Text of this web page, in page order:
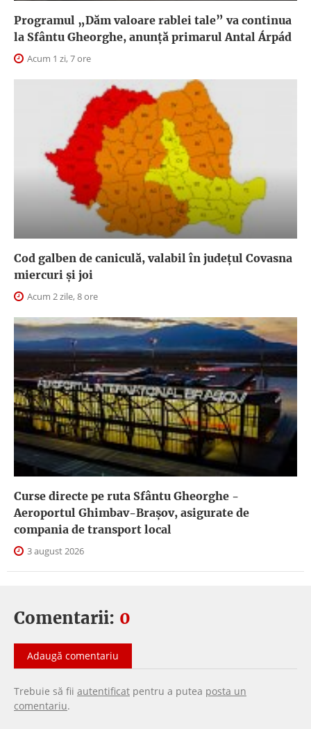
Programul „Dăm valoare rablei tale” va continua
la Sfântu Gheorghe, anunţă primarul Antal Árpád
Acum 1 zi, 7 ore
Cod galben de caniculă, valabil în judeţul Covasna
miercuri și joi
Acum 2 zile, 8 ore
Curse directe pe ruta Sfântu Gheorghe -
Aeroportul Ghimbav-Braşov, asigurate de
compania de transport local
3 august 2026
Comentarii: 0
Adaugă comentariu
Trebuie să fii autentificat pentru a putea posta un
comentariu.